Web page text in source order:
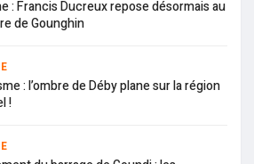
: Francis Ducreux repose désormais au
de Gounghin
: l’ombre de Déby plane sur la région
!